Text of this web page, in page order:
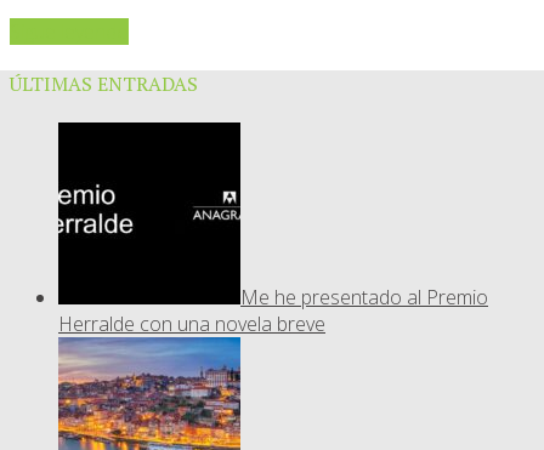
ÚLTIMAS ENTRADAS
Me he presentado al Premio
Herralde con una novela breve